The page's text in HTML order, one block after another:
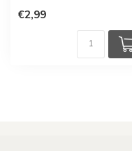
€2,99